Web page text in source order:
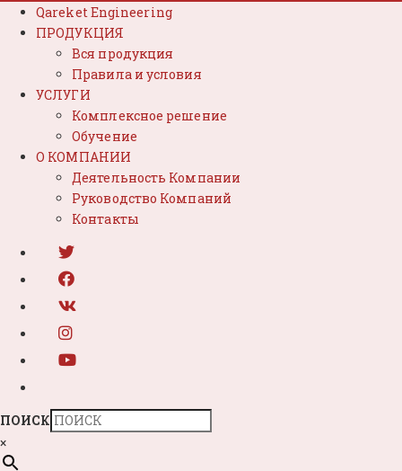
Qareket Engineering
ПРОДУКЦИЯ
Вся продукция
Правила и условия
УСЛУГИ
Комплексное решение
Обучение
О КОМПАНИИ
Деятельность Компании
Руководство Компаний
Контакты
ПОИСК
×